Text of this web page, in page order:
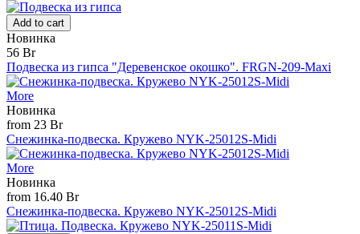
Add to cart
Новинка
56 Br
Подвеска из гипса "Деревенское окошко". FRGN-209-Maxi
More
Новинка
from 23 Br
Снежинка-подвеска. Кружево NYK-25012S-Midi
More
Новинка
from 16.40 Br
Снежинка-подвеска. Кружево NYK-25012S-Midi